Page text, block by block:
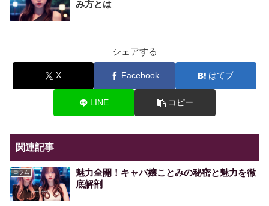
み方とは
シェアする
X Facebook はてブ
LINE コピー
関連記事
コラム
魅力全開！キャバ嬢ことみの秘密と魅力を徹
底解剖